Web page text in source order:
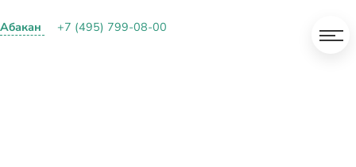
Абакан +7 (495) 799-08-00